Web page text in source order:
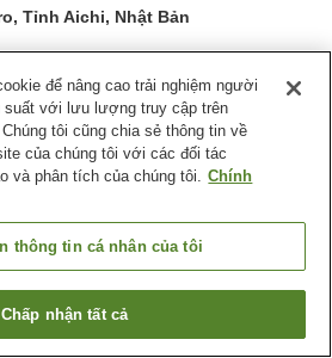
Tỉnh Aichi, Nhật Bản
38lượt
Nhà hàng Nhật
Tỉnh Aichi
Thành phố Shinshiro
合掌
Tìm phòng trống
để nâng cao trải nghiệm người
suất với lưu lượng truy cập trên
tôi cũng chia sẻ thông tin về
của chúng tôi với các đối tác
và phân tích của chúng tôi. Chính
thông tin cá nhân của tôi
Chấp nhận tất cả